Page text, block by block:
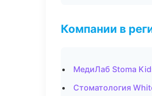
Компании в
МедиЛаб Stoma
Стоматология